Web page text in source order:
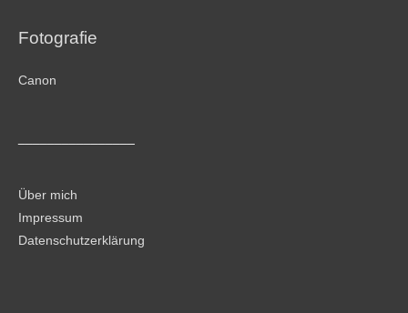
Fotografie
Canon
Über mich
Impressum
Datenschutzerklärung